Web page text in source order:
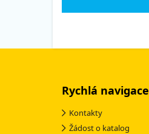
Rychlá navigace
Kontakty
Žádost o katalog